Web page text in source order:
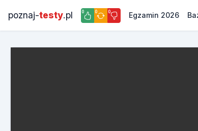
poznaj-testy.pl 0 0 0 Egzamin 2026